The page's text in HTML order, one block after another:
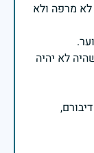
לא מרפה ולא
לא יהיה